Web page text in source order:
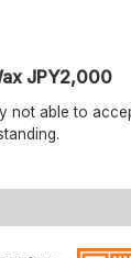
JPY2,000
not able to